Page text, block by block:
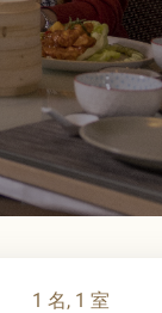
1 名, 1 室